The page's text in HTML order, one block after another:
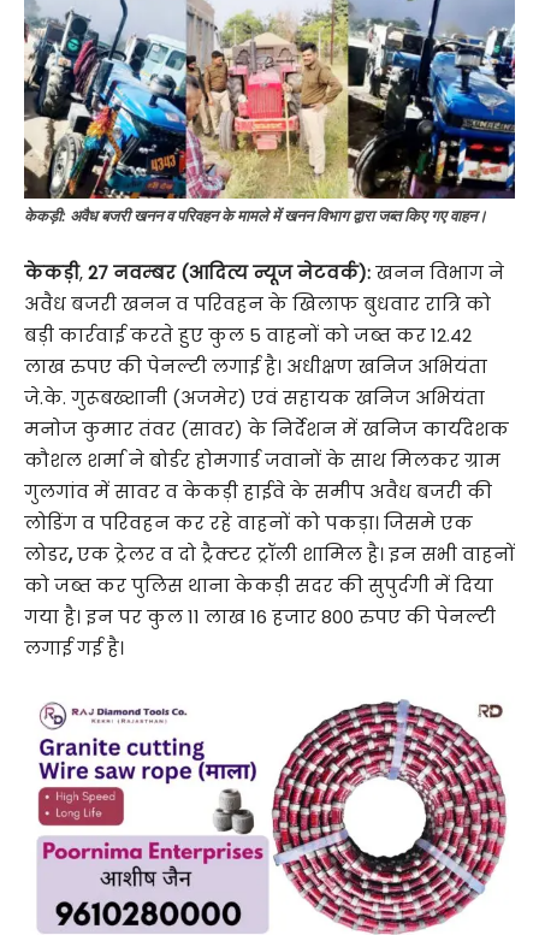
केकड़ी: अवैध बजरी खनन व परिवहन के मामले में खनन विभाग द्वारा जब्त किए गए वाहन।
केकड़ी,27 नवम्बर (आदित्य न्यूज नेटवर्क):खनन विभाग ने
अवैध बजरी खनन व परिवहन के खिलाफ बुधवार रात्रि को
बड़ी कार्रवाई करते हुए कुल 5 वाहनों को जब्त कर 12.42
लाख रुपए की पेनल्टी लगाई है। अधीक्षण खनिज अभियंता
जे.के. गुरूबख्शानी (अजमेर) एवं सहायक खनिज अभियंता
मनोज कुमार तंवर (सावर) के निर्देशन में खनिज कार्यदेशक
कौशल शर्मा ने बोर्डर होमगार्ड जवानों के साथ मिलकर ग्राम
गुलगांव में सावर व केकड़ी हाईवे के समीप अवैध बजरी की
लोडिंग व परिवहन कर रहे वाहनों को पकड़ा। जिसमे एक
लोडर,एक ट्रेलर व दो ट्रैक्टर ट्रॉली शामिल है। इन सभी वाहनों
को जब्त कर पुलिस थाना केकड़ी सदर की सुपुर्दगी में दिया
गया है। इन पर कुल 11 लाख 16 हजार 800 रुपए की पेनल्टी
लगाई गई है।